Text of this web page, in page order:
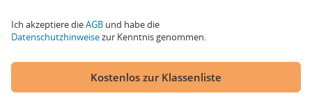
Ich akzeptiere dieAGB und habe die
Datenschutzhinweisezur Kenntnis genommen.
Kostenlos zur Klassenliste